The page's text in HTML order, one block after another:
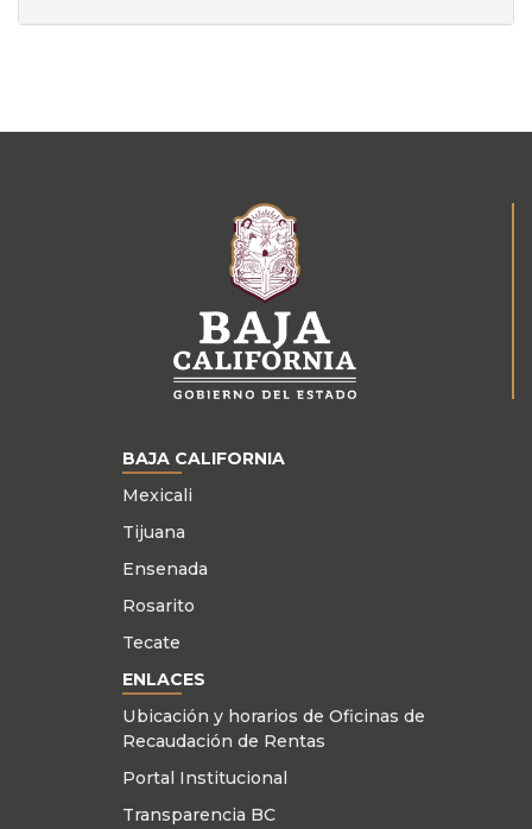
BAJA CALIFORNIA
Mexicali
Tijuana
Ensenada
Rosarito
Tecate
ENLACES
Ubicación y horarios de Oficinas de
Recaudación de Rentas
Portal Institucional
Transparencia BC